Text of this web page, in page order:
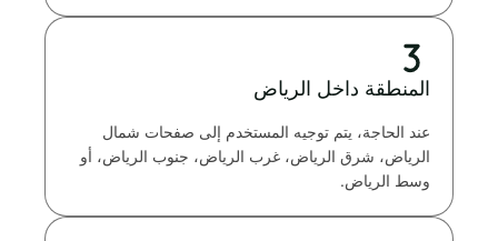
المنطقة داخل الرياض
عند الحاجة، يتم توجيه المستخدم إلى صفحات شمال
الرياض، شرق الرياض، غرب الرياض، جنوب الرياض، أو
وسط الرياض.